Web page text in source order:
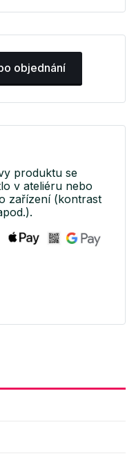
objednání
produktu se
v ateliéru nebo
zařízení (kontrast